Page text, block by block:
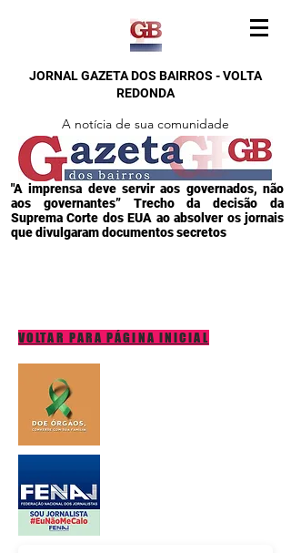
JORNAL GAZETA DOS BAIRROS - VOLTA
REDONDA
A notícia de sua comunidade
"A imprensa deve servir aos governados, não
aos governantes” Trecho da decisão da
Suprema Corte dos EUA ao absolver os jornais
que divulgaram documentos secretos
VOLTAR PARA PÁGINA INICIAL